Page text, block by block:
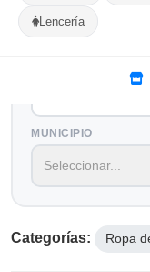
Lencería
Selecciona tu
MUNICIPIO
Categorías: Ropa